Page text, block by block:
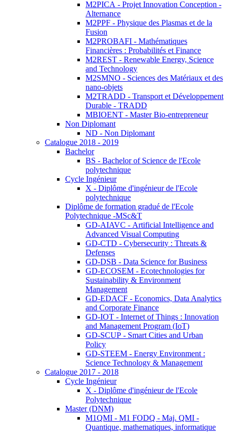
M2PICA - Projet Innovation Conception -
Alternance
M2PPF - Physique des Plasmas et de la
Fusion
M2PROBAFI - Mathématiques
Financières : Probabilités et Finance
M2REST - Renewable Energy, Science
and Technology
M2SMNO - Sciences des Matériaux et des
nano-objets
M2TRADD - Transport et Développement
Durable - TRADD
MBIOENT - Master Bio-entrepreneur
Non Diplomant
ND - Non Diplomant
Catalogue 2018 - 2019
Bachelor
BS - Bachelor of Science de l'Ecole
polytechnique
Cycle Ingénieur
X - Diplôme d'ingénieur de l'Ecole
polytechnique
Diplôme de formation gradué de l'Ecole
Polytechnique -MSc&T
GD-AIAVC - Artificial Intelligence and
Advanced Visual Computing
GD-CTD - Cybersecurity : Threats &
Defenses
GD-DSB - Data Science for Business
GD-ECOSEM - Ecotechnologies for
Sustainability & Environment
Management
GD-EDACF - Economics, Data Analytics
and Corporate Finance
GD-IOT - Internet of Things : Innovation
and Management Program (IoT)
GD-SCUP - Smart Cities and Urban
Policy
GD-STEEM - Energy Environment :
Science Technology & Management
Catalogue 2017 - 2018
Cycle Ingénieur
X - Diplôme d'ingénieur de l'Ecole
Polytechnique
Master (DNM)
M1QMI - M1 FODQ - Maj. QMI -
Quantique, mathematiques, informatique